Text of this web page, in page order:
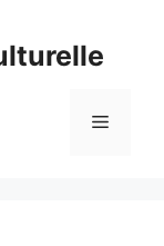
Menu